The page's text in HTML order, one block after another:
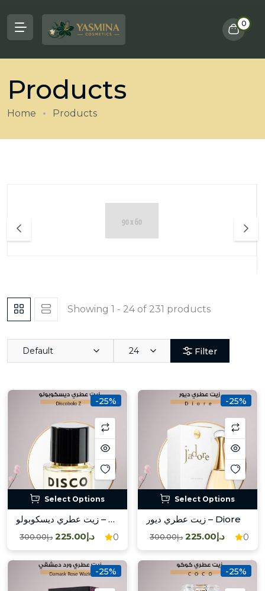
0
Products
Home Products
Showing 1 - 24 of 231 products
Default 24 Filter
-25%
Select Options
زيت عطري ديسكوبولو – Discobolo Z
0 د.إ225.00 د.إ300.00
-25%
Select Options
زيت عطري ديور – Diore
0 د.إ225.00 د.إ300.00
-25% -25%